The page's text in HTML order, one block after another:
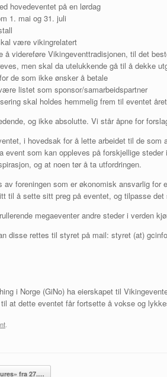
hovedeventet på en lørdag
1. mai og 31. juli
være vikingrelatert
videreføre Vikingeventtradisjonen, til det
men skal da utelukkende gå til å dekke
de som ikke ønsker å betale
listet som sponsor/samarbeidspartner
skal holdes hemmelig frem til eventet
og ikke absolutte. Vi står åpne for
i hovedsak for å lette arbeidet til de som
event som kan oppleves på forskjellige
og at noen tør å ta utfordringen.
foreningen som er økonomisk ansvarlig
til å sette sitt preg på eventet, og tilpasse
megaeventer andre steder i verden
disse rettes til styret på mail: styret (at)
i Norge (GiNo) ha eierskapet til
at dette eventet får fortsette å vokse og
fra 27.…